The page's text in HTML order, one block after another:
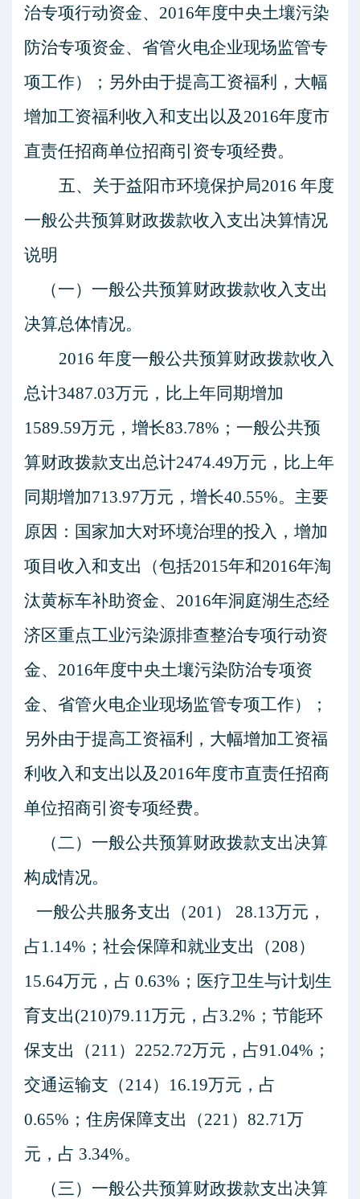
治专项行动资金、 2016年度中央土壤污染
防治专项资金、省管火电企业现场监管专
项工作）；另外由于提高工资福利，大幅
增加工资福利收入和支出以及 2016年度市
直责任招商单位招商引资专项经费。
五、关于益阳市环境保护局2016 年度
一般公共预算财政拨款收入支出决算情况
说明
（一）一般公共预算财政拨款收入支出
决算总体情况。
2016 年度一般公共预算财政拨款收入
总计3487.03万元，比上年同期增加
1589.59万元，增长83.78% ；一般公共预
算财政拨款支出总计2474.49万元，比上年
同期增加713.97万元，增长40.55%。主要
原因：国家加大对环境治理的投入，增加
项目收入和支出（包括2015年和2016年淘
汰黄标车补助资金、 2016年洞庭湖生态经
济区重点工业污染源排查整治专项行动资
金、 2016年度中央土壤污染防治专项资
金、省管火电企业现场监管专项工作）；
另外由于提高工资福利，大幅增加工资福
利收入和支出以及 2016年度市直责任招商
单位招商引资专项经费。
（二）一般公共预算财政拨款支出决算
构成情况。
一般公共服务支出（201） 28.13万元，
占1.14% ；社会保障和就业支出（208）
15.64万元，占 0.63% ；医疗卫生与计划生
育支出(210)79.11万元，占3.2% ；节能环
保支出（211） 2252.72万元，占91.04% ；
交通运输支（214） 16.19万元，占
0.65% ；住房保障支出（221） 82.71万
元，占 3.34%。
（三）一般公共预算财政拨款支出决算